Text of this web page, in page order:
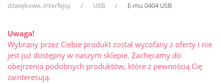
dźwiękowe, interfejsy
USB E-mu 0404 USB
Uwaga!
Wybrany przez Ciebie produkt został wycofany z oferty i nie
jest już dostępny w naszym sklepie. Zachęcamy do
obejrzenia podobnych produktów, które z pewnością Cię
zainteresują.